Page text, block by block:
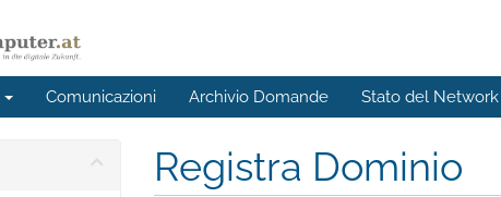
Comunicazioni Archivio Domande Stato del Network
Registra Dominio